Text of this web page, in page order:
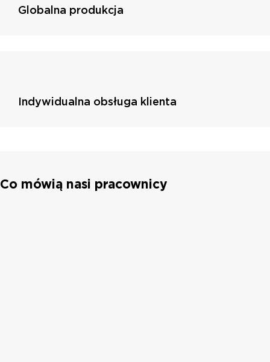
Globalna produkcja
Indywidualna obsługa klienta
Co mówią nasi pracownicy